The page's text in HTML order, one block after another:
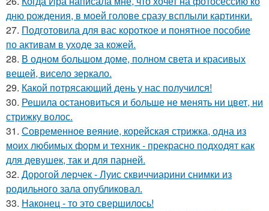
дню рождения, в моей голове сразу всплыли картинки.
27. Подготовила для вас короткое и понятное пособие
по активам в уходе за кожей.
28. В одном большом доме, полном света и красивых
вещей, висело зеркало.
29. Какой потрясающий день у нас получился!
30. Решила остановиться и больше не менять ни цвет, ни
стрижку волос.
31. Современное веяние, корейская стрижка, одна из
моих любимых форм и техник - прекрасно подходят как
для девушек, так и для парней.
32. Дорогой лерчек - Луис сквиччиарини снимки из
родильного зала опубликовал.
33. Наконец - то это свершилось!